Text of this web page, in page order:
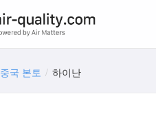
중국 본토 하이난